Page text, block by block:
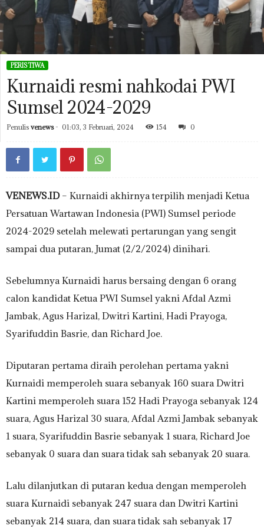
PERISTIWA
Kurnaidi resmi nahkodai PWI
Sumsel 2024-2029
Penulis venews- 01:03, 3 Februari, 2024 154 0
VENEWS.ID– Kurnaidi akhirnya terpilih menjadi Ketua
Persatuan Wartawan Indonesia (PWI) Sumsel periode
2024-2029 setelah melewati pertarungan yang sengit
sampai dua putaran, Jumat (2/2/2024) dinihari.
Sebelumnya Kurnaidi harus bersaing dengan 6 orang
calon kandidat Ketua PWI Sumsel yakni Afdal Azmi
Jambak, Agus Harizal, Dwitri Kartini, Hadi Prayoga,
Syarifuddin Basrie, dan Richard Joe.
Diputaran pertama diraih perolehan pertama yakni
Kurnaidi memperoleh suara sebanyak 160 suara Dwitri
Kartini memperoleh suara 152 Hadi Prayoga sebanyak 124
suara, Agus Harizal 30 suara, Afdal Azmi Jambak sebanyak
1 suara, Syarifuddin Basrie sebanyak 1 suara, Richard Joe
sebanyak 0 suara dan suara tidak sah sebanyak 20 suara.
Lalu dilanjutkan di putaran kedua dengan memperoleh
suara Kurnaidi sebanyak 247 suara dan Dwitri Kartini
sebanyak 214 suara, dan suara tidak sah sebanyak 17